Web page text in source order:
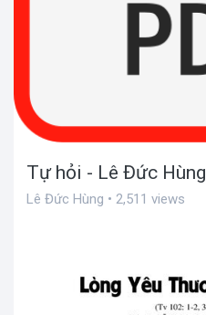
Tự hỏi - Lê Đức Hùng
Lê Đức Hùng • 2,511 views